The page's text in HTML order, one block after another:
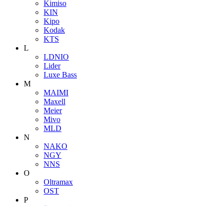
Kimiso
KIN
Kipo
Kodak
KTS
L
LDNIO
Lider
Luxe Bass
M
MAIMI
Maxell
Meier
Mivo
MLD
N
NAKO
NGY
NNS
O
Oltramax
OST
P